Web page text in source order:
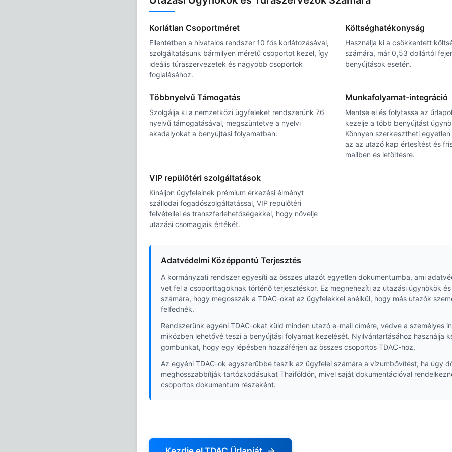
Korlátlan Csoportméret
Ellentétben a hivatalos rendszer 10 fős korlátozásával,
szolgáltatásunk bármilyen méretű csoportot kezel, így
ideális túraszervezetek és nagyobb csoportok
foglalásához.
Költséghatékonyság
Használja ki a csökkentett
számára, már 0,53 dollártól
benyújtások esetén.
Többnyelvű Támogatás
Szolgálja ki a nemzetközi ügyfeleket rendszerünk 76
nyelvű támogatásával, megszüntetve a nyelvi
akadályokat a benyújtási folyamatban.
Munkafolyamat-integráció
Mentse el és folytassa az
kezelje a több benyújtást
Könnyen szerkesztheti
az az utazó kap értesítést és
mailben és letöltésre.
VIP repülőtéri szolgáltatások
Kínáljon ügyfeleinek prémium érkezési élményt
szállodai fogadószolgáltatással, VIP repülőtéri
felvétellel és transzferlehetőségekkel, hogy növelje
utazási csomagjaik értékét.
Adatvédelmi Középpontú Terjesztés
A kormányzati rendszer egyesíti az összes utazót egyetlen dokumentumba, ami
vet fel a csoporttagoknak történő terjesztéskor. Ez megnehezíti az utazási ügynökök
számára, hogy megosszák a TDAC-okat az ügyfelekkel anélkül, hogy más utazók
felfednék.
Rendszerünk egyéni TDAC-okat küld minden utazó e-mail címére, védve a személyes
miközben lehetővé teszi a benyújtási folyamat kezelését. Nyilvántartásához használja
gombunkat, hogy egy lépésben hozzáférjen az összes csoportos TDAC-hoz.
Az egyéni TDAC-ok egyszerűbbé teszik az ügyfelei számára a vízumbővítést, ha úgy
meghosszabbítják tartózkodásukat Thaiföldön, mivel saját dokumentációval
csoportos dokumentum részeként.